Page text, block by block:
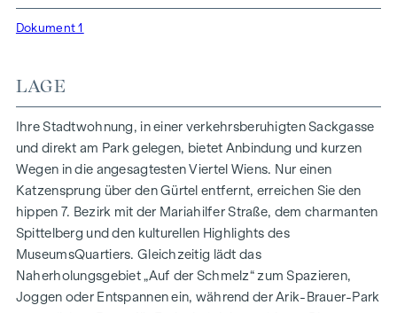
Mehr Infos unter:WOHNEN AM PARK, 1160 Wien,
Herbststraße – Winegg
Wohnflächen von ca. 30 bis 130 m²
1- bis 4-Zimmerwohnungen
Gärten, Balkone, Loggien und Terrassen
Großzügige Raumhöhen
Tiefgaragenstellplätze | E-Mobilität
Innenhof Ruhelage
Photovoltaikanlage am Dach
Gemeinschaftsraum
ZUHAUSE ANKOMMEN
Dokument 1
LAGE
Ihre Stadtwohnung, in einer verkehrsberuhigten Sackgasse
und direkt am Park gelegen, bietet Anbindung und kurzen
Wegen in die angesagtesten Viertel Wiens. Nur einen
Katzensprung über den Gürtel entfernt, erreichen Sie den
hippen 7. Bezirk mit der Mariahilfer Straße, dem charmanten
Spittelberg und den kulturellen Highlights des
MuseumsQuartiers. Gleichzeitig lädt das
Naherholungsgebiet „Auf der Schmelz“ zum Spazieren,
Joggen oder Entspannen ein, während der Arik-Brauer-Park